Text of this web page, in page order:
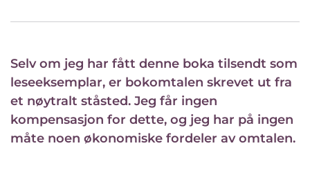
Selv om jeg har fått denne boka tilsendt som
leseeksemplar, er bokomtalen skrevet ut fra
et nøytralt ståsted. Jeg får ingen
kompensasjon for dette, og jeg har på ingen
måte noen økonomiske fordeler av omtalen.